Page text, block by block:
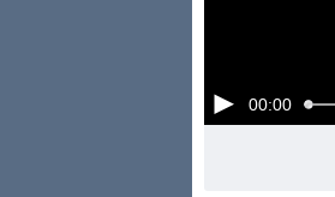
00:00